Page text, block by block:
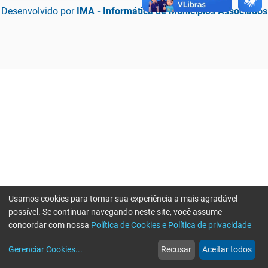
Desenvolvido por IMA - Informática de Municípios Associados
web
Notícias
more_horiz
Mais
Usamos cookies para tornar sua experiência a mais agradável
possível. Se continuar navegando neste site, você assume
concordar com nossa Política de Cookies e Política de privacidade
Gerenciar Cookies... Recusar Aceitar todos
Erro ao enviar informações, por favor tente novamente